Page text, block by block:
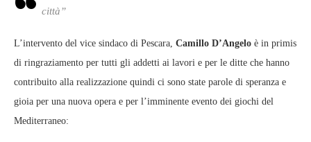
città”
L’intervento del vice sindaco di Pescara, Camillo D’Angelo è in primis
di ringraziamento per tutti gli addetti ai lavori e per le ditte che hanno
contribuito alla realizzazione quindi ci sono state parole di speranza e
gioia per una nuova opera e per l’imminente evento dei giochi del
Mediterraneo: